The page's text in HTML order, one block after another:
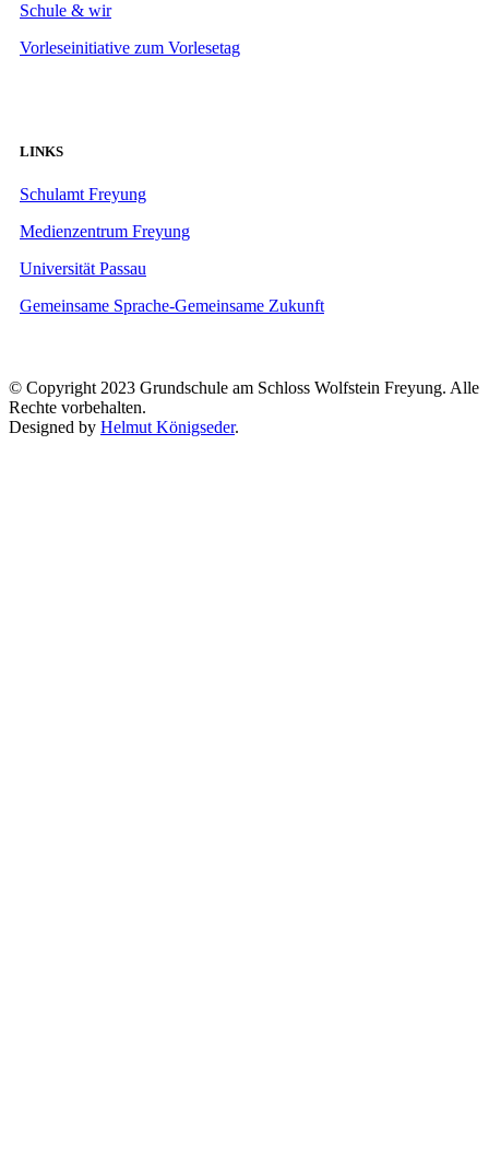
Schule & wir
Vorleseinitiative zum Vorlesetag
LINKS
Schulamt Freyung
Medienzentrum Freyung
Universität Passau
Gemeinsame Sprache-Gemeinsame Zukunft
© Copyright 2023 Grundschule am Schloss Wolfstein Freyung. Alle
Rechte vorbehalten.
Designed by Helmut Königseder.